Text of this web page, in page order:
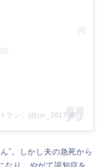
”。しかし夫の急死から